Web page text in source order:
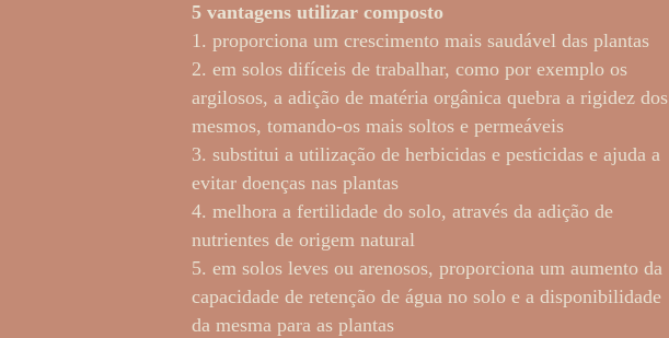
5 vantagens utilizar composto
1. proporciona um crescimento mais saudável das plantas
2. em solos difíceis de trabalhar, como por exemplo os
argilosos, a adição de matéria orgânica quebra a rigidez dos
mesmos, tomando-os mais soltos e permeáveis
3. substitui a utilização de herbicidas e pesticidas e ajuda a
evitar doenças nas plantas
4. melhora a fertilidade do solo, através da adição de
nutrientes de origem natural
5. em solos leves ou arenosos, proporciona um aumento da
capacidade de retenção de água no solo e a disponibilidade
da mesma para as plantas